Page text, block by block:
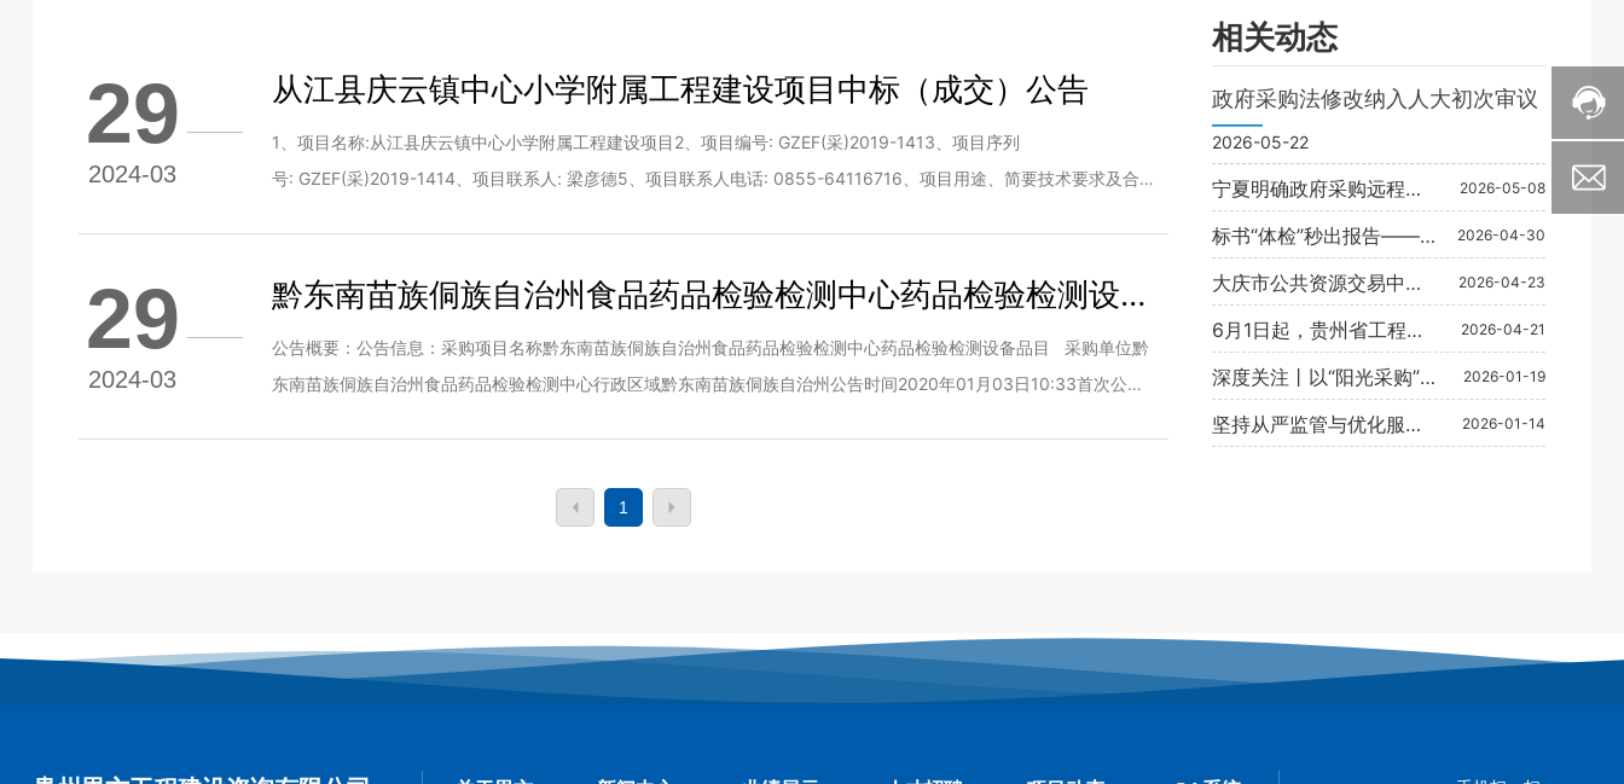
29
2024-03
从江县庆云镇中心小学附属工程建设项目中标（成交）公告
1、项目名称:从江县庆云镇中心小学附属工程建设项目2、项目编号: GZEF(采)2019-1413、项目序列
号: GZEF(采)2019-1414、项目联系人: 梁彦德5、项目联系人电话: 0855-64116716、项目用途、简要技术要求及合
29
2024-03
黔东南苗族侗族自治州食品药品检验检测中心药品检验检测设备
更正公告
公告概要：公告信息：采购项目名称黔东南苗族侗族自治州食品药品检验检测中心药品检验检测设备品目 采购单位黔
东南苗族侗族自治州食品药品检验检测中心行政区域黔东南苗族侗族自治州公告时间2020年01月03日10:33首次公告
1
相关动态
政府采购法修改纳入人大初次审议
———
2026-05-22
宁夏明确政府采购远程异
地评审适用范围与实施原
则
2026-05-08
标书“体检”秒出报告——
百色市公共资源交易实现
数字化跨越
2026-04-30
大庆市公共资源交易中心
迈出远程异地评标工作常
态化步
2026-04-23
6月1日起，贵州省工程建
设招投标试行暗标评审
2026-04-21
深度关注丨以“阳光采购”
压缩寻租空间
2026-01-19
坚持从严监管与优化服务
并重 筑牢施工安全防线
2026-01-14